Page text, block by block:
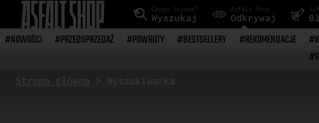
Czego trzeba?
Wyszukaj
Asfalt Shop
Odkrywaj
#NOWOŚCI #PRZEDSPRZEDAŻ #POWROTY #BESTSELLERY #REKOMENDACJE